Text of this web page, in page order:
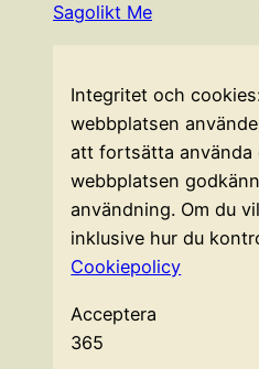
Sagolikt Me
Integritet och
webbplatsen
att fortsätta använda
webbplatsen
användning. Om du
inklusive hur du
Cookiepolicy
Acceptera
365